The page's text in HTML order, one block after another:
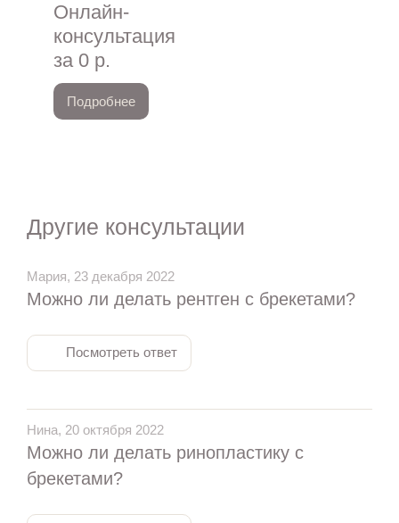
Онлайн-
консультация
за 0 р.
Подробнее
Другие консультации
Мария, 23 декабря 2022
Можно ли делать рентген с брекетами?
Посмотреть ответ
Нина, 20 октября 2022
Можно ли делать ринопластику с
брекетами?